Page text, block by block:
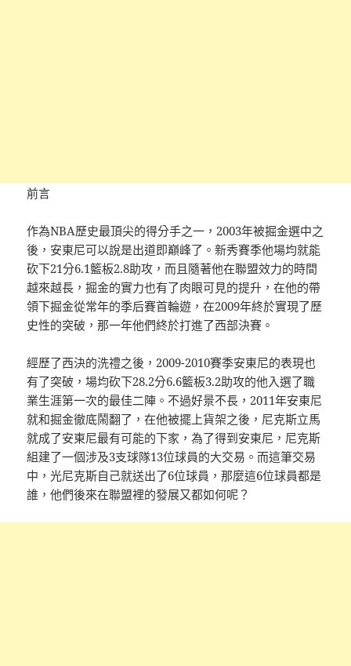
前言
作為NBA歷史最頂尖的得分手之一，2003年被掘金選中之
後，安東尼可以說是出道即巔峰了。新秀賽季他場均就能
砍下21分6.1籃板2.8助攻，而且隨著他在聯盟效力的時間
越來越長，掘金的實力也有了肉眼可見的提升，在他的帶
領下掘金從常年的季后賽首輪遊，在2009年終於實現了歷
史性的突破，那一年他們終於打進了西部決賽。
經歷了西決的洗禮之後，2009-2010賽季安東尼的表現也
有了突破，場均砍下28.2分6.6籃板3.2助攻的他入選了職
業生涯第一次的最佳二陣。不過好景不長，2011年安東尼
就和掘金徹底鬧翻了，在他被擺上貨架之後，尼克斯立馬
就成了安東尼最有可能的下家，為了得到安東尼，尼克斯
組建了一個涉及3支球隊13位球員的大交易。而這筆交易
中，光尼克斯自己就送出了6位球員，那麼這6位球員都是
誰，他們後來在聯盟裡的發展又都如何呢？